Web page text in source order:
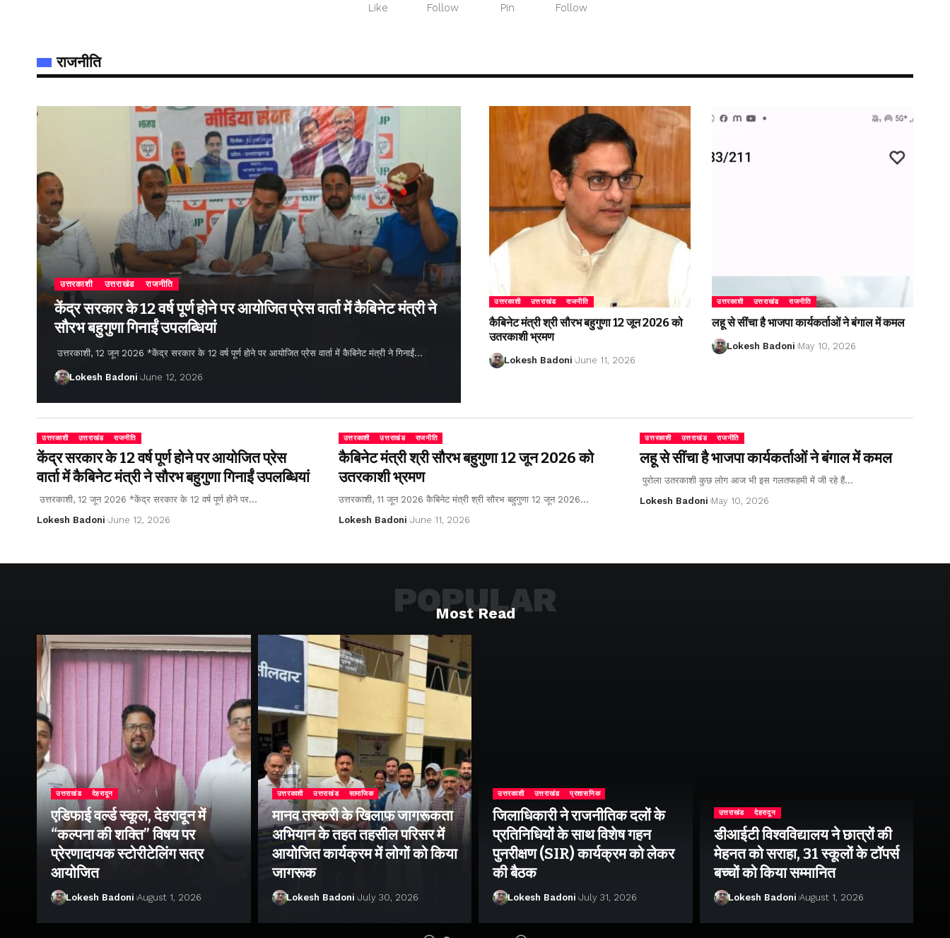
Like Follow Pin Follow
राजनीति
उत्तरकाशी उत्तराखंड राजनीति
केंद्र सरकार के 12 वर्ष पूर्ण होने पर आयोजित प्रेस वार्ता में कैबिनेट मंत्री ने
सौरभ बहुगुणा गिनाईं उपलब्धियां
उत्तरकाशी, 12 जून 2026 *केंद्र सरकार के 12 वर्ष पूर्ण होने पर आयोजित प्रेस वार्ता में कैबिनेट मंत्री ने गिनाईं…
Lokesh Badoni June 12, 2026
उत्तरकाशी उत्तराखंड राजनीति
कैबिनेट मंत्री श्री सौरभ बहुगुणा 12 जून 2026 को
उतरकाशी भ्रमण
Lokesh Badoni June 11, 2026
उत्तरकाशी उत्तराखंड राजनीति
लहू से सींचा है भाजपा कार्यकर्ताओं ने बंगाल में कमल
Lokesh Badoni May 10, 2026
उत्तरकाशी उत्तराखंड राजनीति
केंद्र सरकार के 12 वर्ष पूर्ण होने पर आयोजित प्रेस
वार्ता में कैबिनेट मंत्री ने सौरभ बहुगुणा गिनाईं उपलब्धियां
उत्तरकाशी, 12 जून 2026 *केंद्र सरकार के 12 वर्ष पूर्ण होने पर…
Lokesh Badoni June 12, 2026
उत्तरकाशी उत्तराखंड राजनीति
कैबिनेट मंत्री श्री सौरभ बहुगुणा 12 जून 2026 को
उतरकाशी भ्रमण
उत्तरकाशी, 11 जून 2026 कैबिनेट मंत्री श्री सौरभ बहुगुणा 12 जून 2026…
Lokesh Badoni June 11, 2026
उत्तरकाशी उत्तराखंड राजनीति
लहू से सींचा है भाजपा कार्यकर्ताओं ने बंगाल में कमल
पुरोला उतरकाशी कुछ लोग आज भी इस गलतफहमी में जी रहे हैं…
Lokesh Badoni May 10, 2026
Most Read
POPULAR
उत्तराखंड देहरादून
एडिफाई वर्ल्ड स्कूल, देहरादून में
“कल्पना की शक्ति” विषय पर
प्रेरणादायक स्टोरीटेलिंग सत्र
आयोजित
Lokesh Badoni August 1, 2026
उत्तरकाशी उत्तराखंड सामाजिक
मानव तस्करी के खिलाफ जागरूकता
अभियान के तहत तहसील परिसर में
आयोजित कार्यक्रम में लोगों को किया
जागरूक
Lokesh Badoni July 30, 2026
उत्तरकाशी उत्तराखंड प्रशासनिक
जिलाधिकारी ने राजनीतिक दलों के
प्रतिनिधियों के साथ विशेष गहन
पुनरीक्षण (SIR) कार्यक्रम को लेकर
की बैठक
Lokesh Badoni July 31, 2026
उत्तराखंड देहरादून
डीआईटी विश्वविद्यालय ने छात्रों की
मेहनत को सराहा, 31 स्कूलों के टॉपर्स
बच्चों को किया सम्मानित
Lokesh Badoni August 1, 2026